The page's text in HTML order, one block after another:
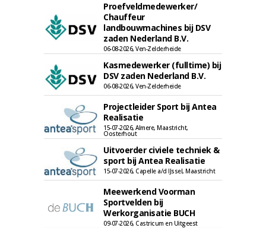
Proefveldmedewerker/
Chauffeur
landbouwmachines bij DSV
zaden Nederland B.V.
06-08-2026, Ven-Zelderheide
Kasmedewerker (fulltime) bij
DSV zaden Nederland B.V.
06-08-2026, Ven-Zelderheide
Projectleider Sport bij Antea
Realisatie
15-07-2026, Almere, Maastricht,
Oosterhout
Uitvoerder civiele techniek &
sport bij Antea Realisatie
15-07-2026, Capelle a/d IJssel, Maastricht
Meewerkend Voorman
Sportvelden bij
Werkorganisatie BUCH
09-07-2026, Castricum en Uitgeest